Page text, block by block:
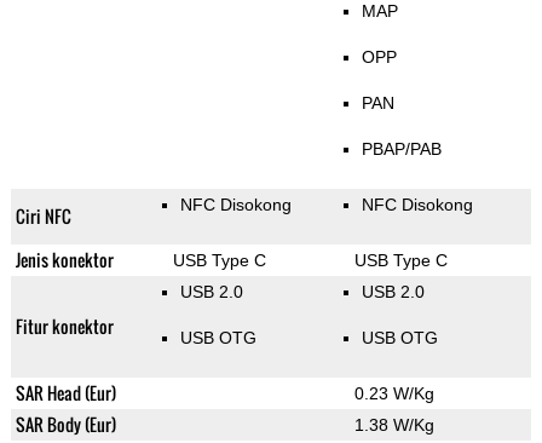
MAP
OPP
PAN
PBAP/PAB
Ciri NFC NFC Disokong NFC Disokong
Jenis konektor USB Type C USB Type C
Fitur konektor
USB 2.0
USB OTG
USB 2.0
USB OTG
SAR Head (Eur) 0.23 W/Kg
SAR Body (Eur) 1.38 W/Kg